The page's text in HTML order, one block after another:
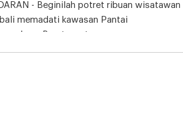
- Beginilah potret ribuan wisatawan
memadati kawasan Pantai
Jawa Barat, saat